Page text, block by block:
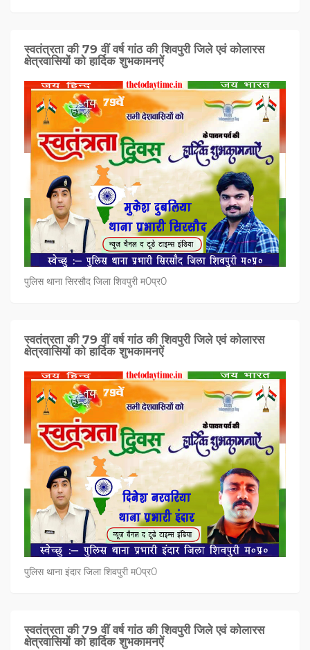
स्वतंत्रता की 79 वीं वर्ष गांठ की शिवपुरी जिले एवं कोलारस
क्षेत्रवासियों को हार्दिक शुभकामनऐं
पुलिस थाना सिरसौद जिला शिवपुरी म0प्र0
स्वतंत्रता की 79 वीं वर्ष गांठ की शिवपुरी जिले एवं कोलारस
क्षेत्रवासियों को हार्दिक शुभकामनऐं
पुलिस थाना इंदार जिला शिवपुरी म0प्र0
स्वतंत्रता की 79 वीं वर्ष गांठ की शिवपुरी जिले एवं कोलारस
क्षेत्रवासियों को हार्दिक शुभकामनऐं